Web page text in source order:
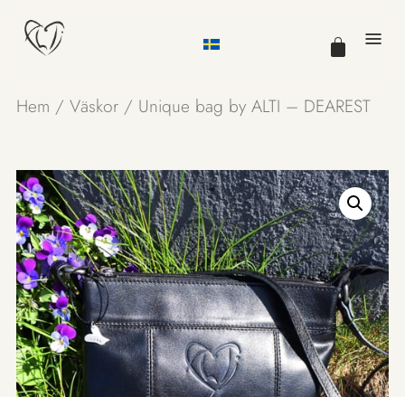
Hem / Väskor / Unique bag by ALTI – DEAREST